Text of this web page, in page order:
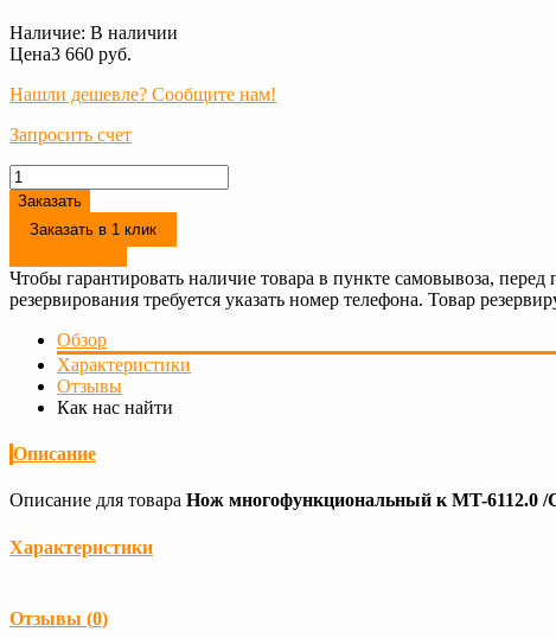
Наличие: В наличии
Цена3 660 руб.
Нашли дешевле? Сообщите нам!
Запросить счет
Заказать
Заказать в 1 клик
Чтобы гарантировать наличие товара в пункте самовывоза,
резервирования требуется указать номер телефона. Товар
Обзор
Характеристики
Отзывы
Как нас найти
Описание
Описание для товара Нож многофункциональный к MT-6112.0
Характеристики
Отзывы (0)